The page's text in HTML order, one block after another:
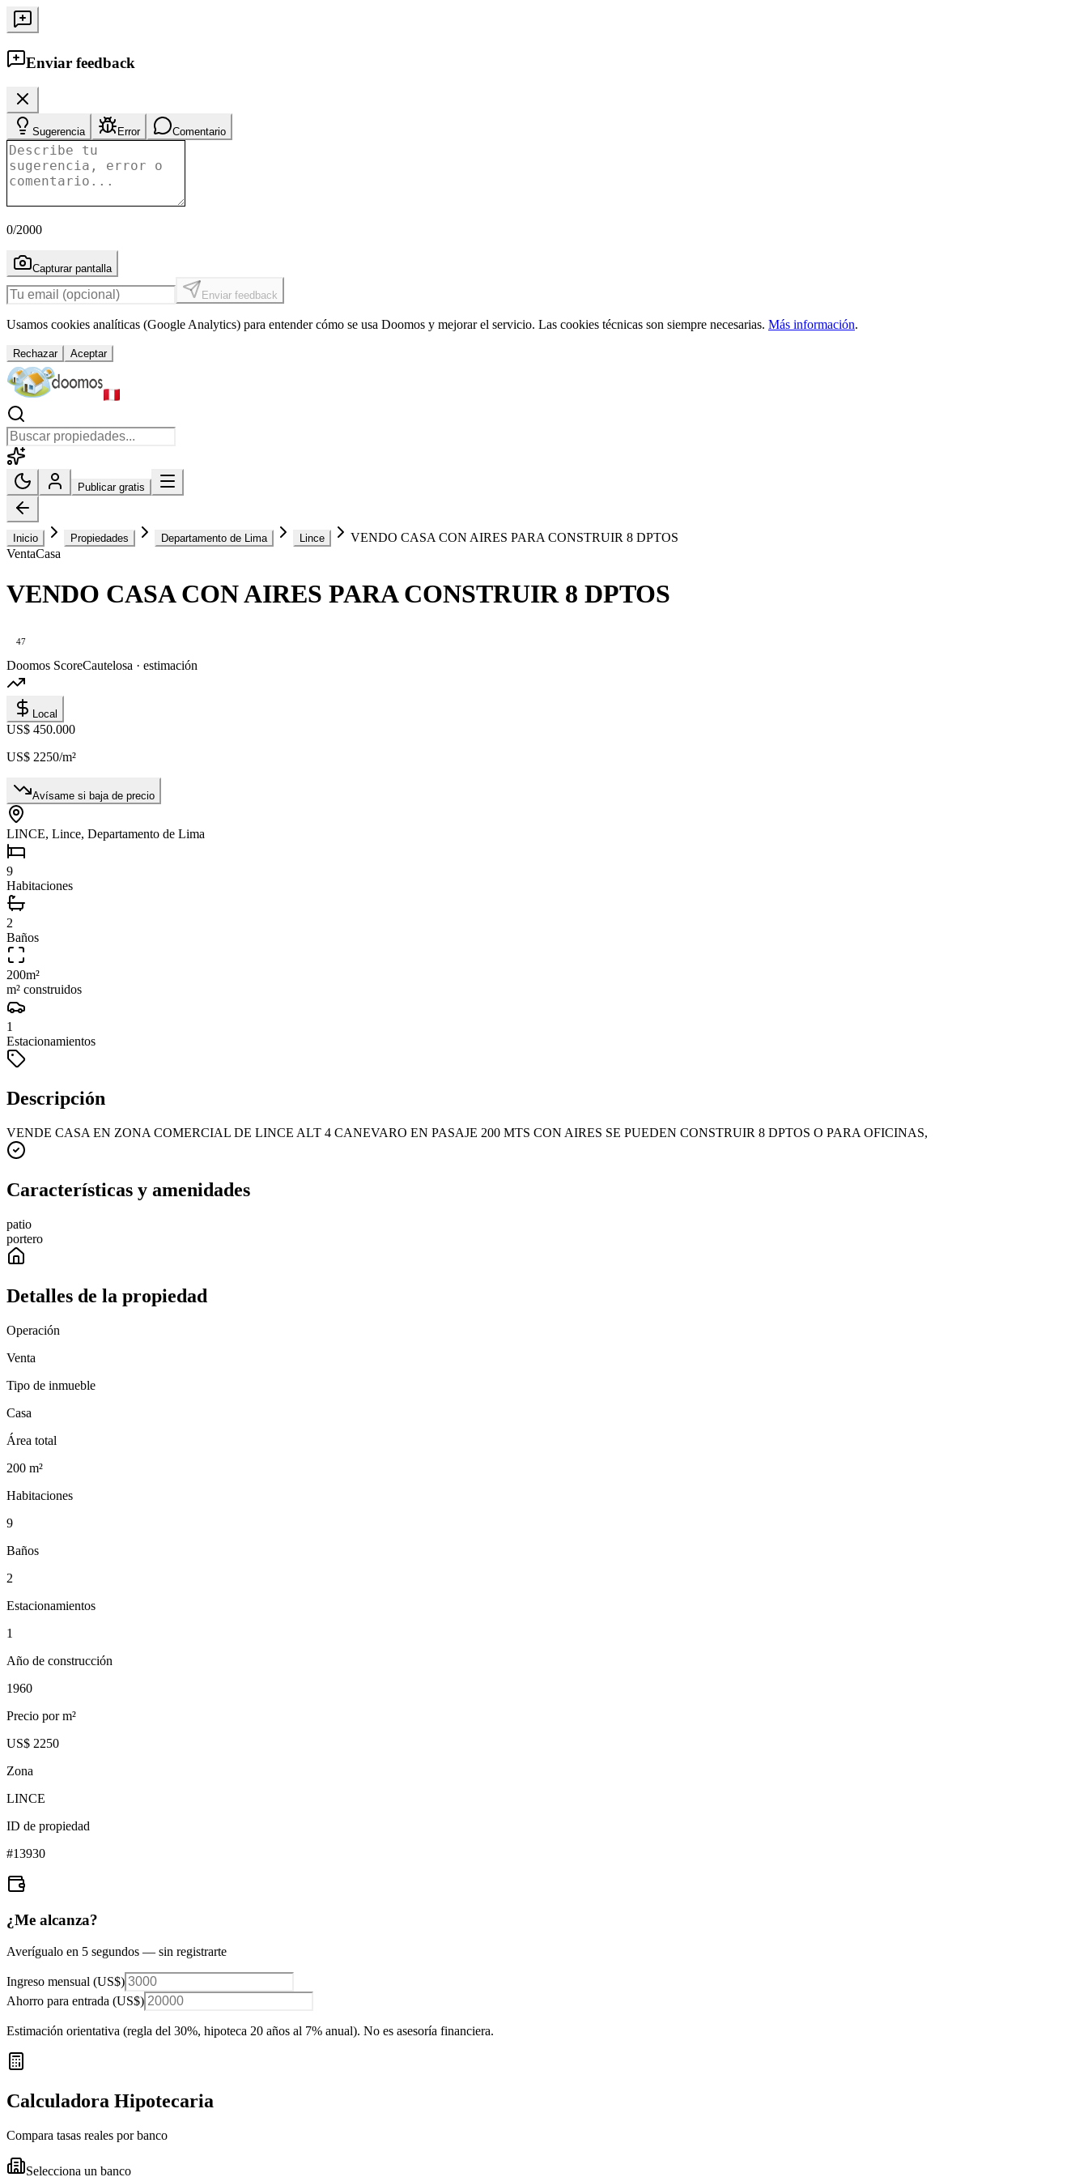
Enviar feedback
Sugerencia Error Comentario
0/2000
Capturar pantalla
Enviar feedback
Usamos cookies analíticas (Google Analytics) para entender cómo se usa Doomos y mejorar el servicio. Las cookies técnicas son siempre necesarias. Más información.
Rechazar Aceptar
Publicar gratis
Inicio Propiedades Departamento de Lima Lince
VENDO CASA CON AIRES PARA CONSTRUIR 8 DPTOS
VentaCasa
VENDO CASA CON AIRES PARA CONSTRUIR 8 DPTOS
47
Doomos ScoreCautelosa · estimación
Local
US$ 450.000
US$ 2250/m²
Avísame si baja de precio
LINCE, Lince, Departamento de Lima
9
Habitaciones
2
Baños
200m²
m² construidos
1
Estacionamientos
Descripción
VENDE CASA EN ZONA COMERCIAL DE LINCE ALT 4 CANEVARO EN PASAJE 200 MTS CON AIRES SE PUEDEN CONSTRUIR 8 DPTOS O PARA OFICINAS,
Características y amenidades
patio
portero
Detalles de la propiedad
Operación
Venta
Tipo de inmueble
Casa
Área total
200 m²
Habitaciones
9
Baños
2
Estacionamientos
1
Año de construcción
1960
Precio por m²
US$ 2250
Zona
LINCE
ID de propiedad
#13930
¿Me alcanza?
Averígualo en 5 segundos — sin registrarte
Ingreso mensual (US$)
Ahorro para entrada (US$)
Estimación orientativa (regla del 30%, hipoteca 20 años al 7% anual). No es asesoría financiera.
Calculadora Hipotecaria
Compara tasas reales por banco
Selecciona un banco